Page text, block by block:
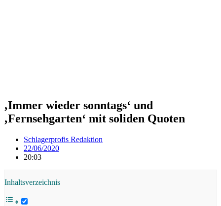
‚Immer wieder sonntags‘ und
‚Fernsehgarten‘ mit soliden Quoten
Schlagerprofis Redaktion
22/06/2020
20:03
Inhaltsverzeichnis